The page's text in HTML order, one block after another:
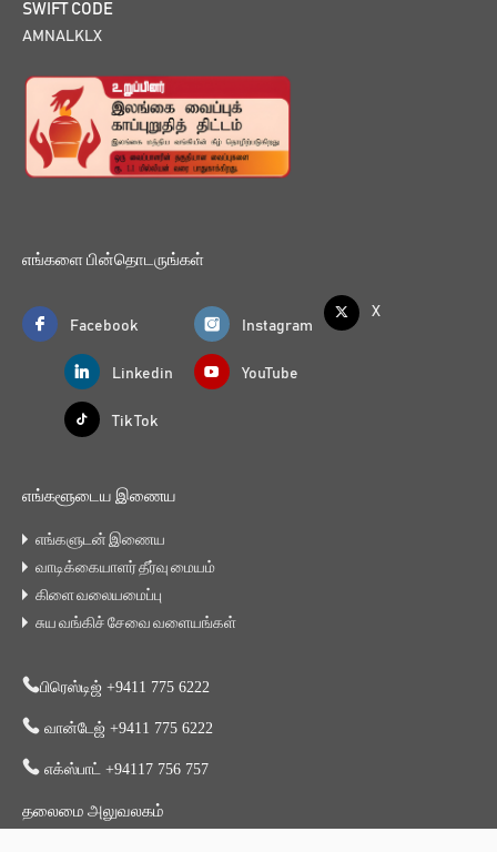
SWIFT CODE
AMNALKLX
எங்களை பின்தொடருங்கள்
Facebook Instagram
X
Linkedin YouTube
Tik Tok
எங்களூடைய இணைய
எங்களுடன் இணைய
வாடிக்கையாளர் தீர்வு மையம்
கிளை வலையமைப்பு
சுய வங்கிச் சேவை வளையங்கள்
பிரெஸ்டிஜ் +9411 775 6222
வான்டேஜ் +9411 775 6222
எக்ஸ்பாட் +94117 756 757
தலைமை அலுவலகம்